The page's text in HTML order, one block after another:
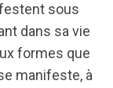
sous
dans sa vie
formes que
manifeste, à